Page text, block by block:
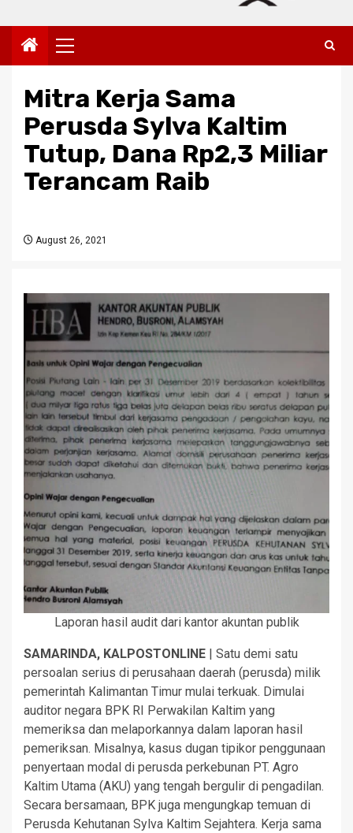
Primary
Menu
Mitra Kerja Sama
Perusda Sylva Kaltim
Tutup, Dana Rp2,3 Miliar
Terancam Raib
August 26, 2021
Laporan hasil audit dari kantor akuntan publik
SAMARINDA, KALPOSTONLINE | Satu demi satu
persoalan serius di perusahaan daerah (perusda) milik
pemerintah Kalimantan Timur mulai terkuak. Dimulai
auditor negara BPK RI Perwakilan Kaltim yang
memeriksa dan melaporkannya dalam laporan hasil
pemeriksan. Misalnya, kasus dugan tipikor penggunaan
penyertaan modal di perusda perkebunan PT. Agro
Kaltim Utama (AKU) yang tengah bergulir di pengadilan.
Secara bersamaan, BPK juga mengungkap temuan di
Perusda Kehutanan Sylva Kaltim Sejahtera. Kerja sama